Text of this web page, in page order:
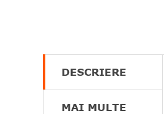
DESCRIERE
MAI MULTE